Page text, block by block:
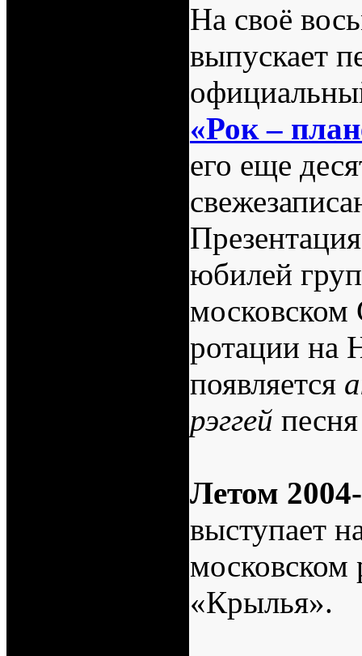
На своё
выпускает
«Рок –
его еще
юбилей
ротации на
появляется
рэггей
Летом
выступает
московском
«Крылья».